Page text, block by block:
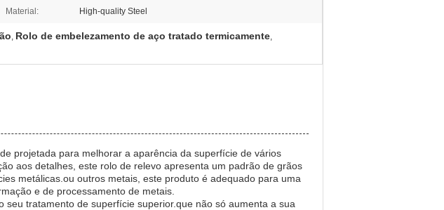
Material: High-quality Steel
, Rolo de embelezamento de aço tratado termicamente,
projetada para melhorar a aparência da superfície de vários
aos detalhes, este rolo de relevo apresenta um padrão de grãos
metálicas.ou outros metais, este produto é adequado para uma
e de processamento de metais.
tratamento de superfície superior.que não só aumenta a sua